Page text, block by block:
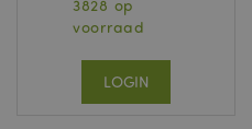
3828 op
voorraad
LOGIN